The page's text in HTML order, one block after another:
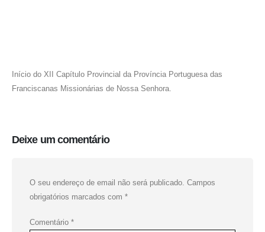
Início do XII Capítulo Provincial da Província Portuguesa das
Franciscanas Missionárias de Nossa Senhora.
Deixe um comentário
O seu endereço de email não será publicado. Campos
obrigatórios marcados com *
Comentário *